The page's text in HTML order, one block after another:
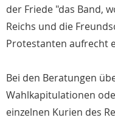
der Friede "das Band,
Reichs und die
Protestanten aufrecht
Bei den Beratungen
Wahlkapitulationen
einzelnen Kurien des